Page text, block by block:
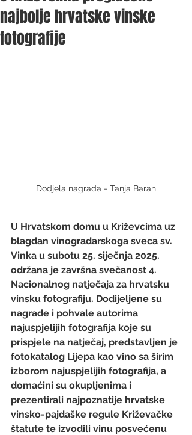
najbolje hrvatske vinske
fotografije
Dodjela nagrada - Tanja Baran
U Hrvatskom domu u Križevcima uz
blagdan vinogradarskoga sveca sv.
Vinka u subotu 25. siječnja 2025.
održana je završna svečanost 4.
Nacionalnog natječaja za hrvatsku
vinsku fotografiju. Dodijeljene su
nagrade i pohvale autorima
najuspjelijih fotografija koje su
prispjele na natječaj, predstavljen je
fotokatalog Lijepa kao vino sa širim
izborom najuspjelijih fotografija, a
domaćini su okupljenima i
prezentirali najpoznatije hrvatske
vinsko-pajdaške regule Križevačke
štatute te izvodili vinu posvećenu